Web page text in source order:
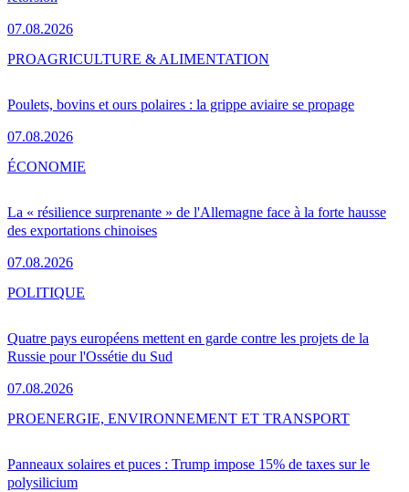
07.08.2026
Poulets, bovins et ours polaires : la grippe aviaire se propage
07.08.2026
PROAGRICULTURE & ALIMENTATION
La « résilience surprenante » de l'Allemagne face à la forte hausse
des exportations chinoises
07.08.2026
ÉCONOMIE
Quatre pays européens mettent en garde contre les projets de la
Russie pour l'Ossétie du Sud
07.08.2026
POLITIQUE
Panneaux solaires et puces : Trump impose 15% de taxes sur le
polysilicium
PROENERGIE, ENVIRONNEMENT ET TRANSPORT